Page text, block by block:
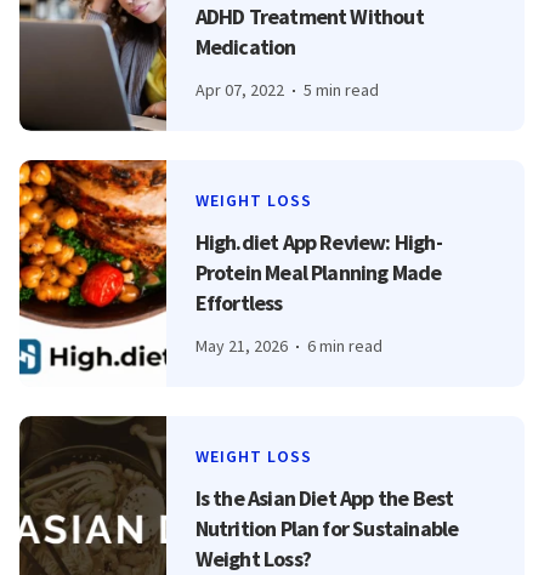
ADHD Treatment Without
Medication
Apr 07, 2022 5 min read
WEIGHT LOSS
High.diet App Review: High-
Protein Meal Planning Made
Effortless
May 21, 2026 6 min read
WEIGHT LOSS
Is the Asian Diet App the Best
Nutrition Plan for Sustainable
Weight Loss?